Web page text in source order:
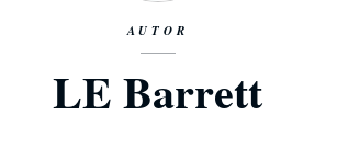
AUTOR
LE Barrett